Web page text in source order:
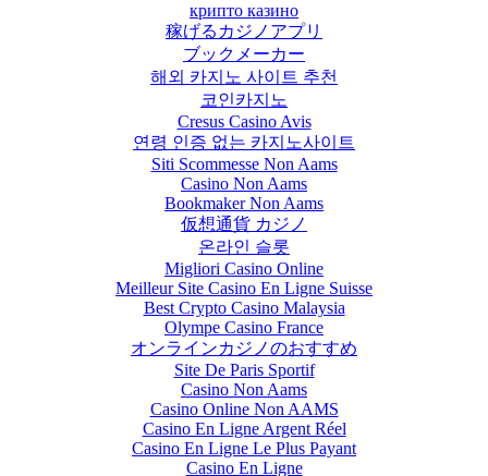
крипто казино
稼げるカジノアプリ
ブックメーカー
해외 카지노 사이트 추천
코인카지노
Cresus Casino Avis
연령 인증 없는 카지노사이트
Siti Scommesse Non Aams
Casino Non Aams
Bookmaker Non Aams
仮想通貨 カジノ
온라인 슬롯
Migliori Casino Online
Meilleur Site Casino En Ligne Suisse
Best Crypto Casino Malaysia
Olympe Casino France
オンラインカジノのおすすめ
Site De Paris Sportif
Casino Non Aams
Casino Online Non AAMS
Casino En Ligne Argent Réel
Casino En Ligne Le Plus Payant
Casino En Ligne